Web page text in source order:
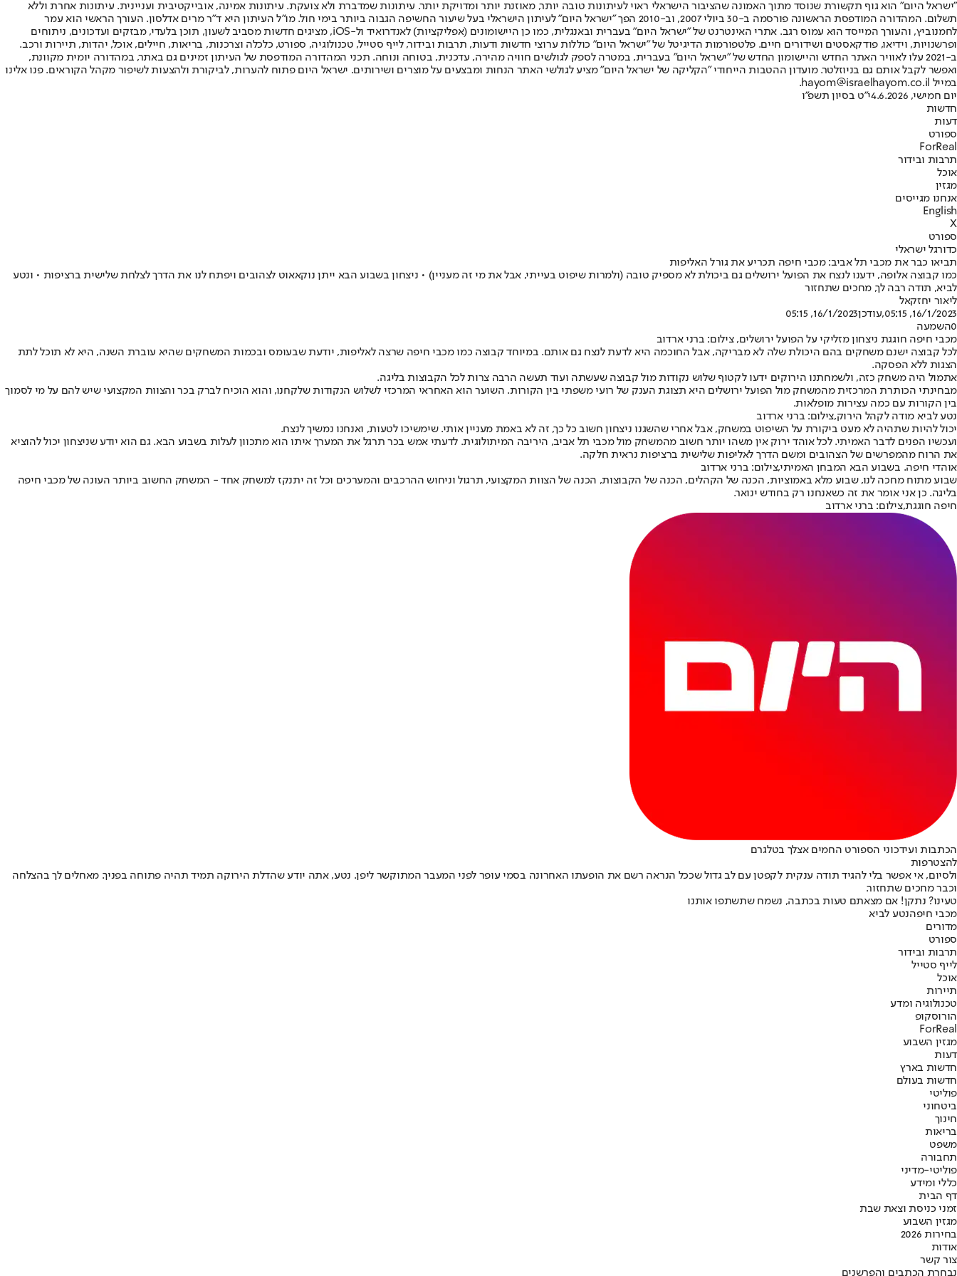
"ישראל היום" הוא גוף תקשורת שנוסד מתוך האמונה שהציבור הישראלי ראוי לעיתונות טובה יותר, מאוזנת יותר ומדויקת יותר. עיתונות שמדברת ולא צועקת. עיתונות אמינה, אובייקטיבית ועניינית. עיתונות אחרת וללא
תשלום. המהדורה המודפסת הראשונה פורסמה ב-30 ביולי 2007, וב-2010 הפך "ישראל היום" לעיתון הישראלי בעל שיעור החשיפה הגבוה ביותר בימי חול. מו"ל העיתון היא ד"ר מרים אדלסון. העורך הראשי הוא עמר
לחמנוביץ, והעורך המייסד הוא עמוס רגב. אתרי האינטרנט של "ישראל היום" בעברית ובאנגלית, כמו כן היישומונים (אפליקציות) לאנדרואיד ול-iOS, מציגים חדשות מסביב לשעון, תוכן בלעדי, מבזקים ועדכונים, ניתוחים
ופרשנויות, וידיאו, פודקאסטים ושידורים חיים. פלטפורמות הדיגיטל של "ישראל היום" כוללות ערוצי חדשות ודעות, תרבות ובידור, לייף סטייל, טכנולוגיה, ספורט, כלכלה וצרכנות, בריאות, חיילים, אוכל, יהדות, תיירות ורכב.
ב-2021 עלו לאוויר האתר החדש והיישומון החדש של "ישראל היום" בעברית, במטרה לספק לגולשים חוויה מהירה, עדכנית, בטוחה ונוחה. תכני המהדורה המודפסת של העיתון זמינים גם באתר, במהדורה יומית מקוונת,
ואפשר לקבל אותם גם בניוזלטר. מועדון ההטבות הייחודי "הקליקה של ישראל היום" מציע לגולשי האתר הנחות ומבצעים על מוצרים ושירותים. ישראל היום פתוח להערות, לביקורת ולהצעות לשיפור מקהל הקוראים. פנו אלינו
במייל hayom@israelhayom.co.il.
יום חמישי, 4.6.2026
י"ט בסיון תשפ"ו
חדשות
דעות
ספורט
ForReal
תרבות ובידור
אוכל
מגזין
אנחנו מגייסים
English
X
ספורט
כדורגל ישראלי
תביאו כבר את מכבי תל אביב: מכבי חיפה תכריע את גורל האליפות
כמו קבוצה אלופה, ידענו לנצח את הפועל ירושלים גם ביכולת לא מספיק טובה (ולמרות שיפוט בעייתי, אבל את מי זה מעניין) • ניצחון בשבוע הבא ייתן נוקאאוט לצהובים ויפתח לנו את הדרך לצלחת שלישית ברציפות • ונטע
לביא, תודה רבה לך, מחכים שתחזור
ליאור יחזקאל
16/1/2023, 05:15
,עודכן16/1/2023, 05:15
0השמעה
מכבי חיפה חוגגת ניצחון מזליקי על הפועל ירושלים, צילום: ברני ארדוב
לכל קבוצה ישנם משחקים בהם היכולת שלה לא מבריקה, אבל החוכמה היא לדעת לנצח גם אותם. במיוחד קבוצה כמו מכבי חיפה שרצה לאליפות, יודעת שבעומס ובכמות המשחקים שהיא עוברת השנה, היא לא תוכל לתת
הצגות ללא הפסקה.
אתמול היה משחק כזה, ולשמחתנו הירוקים ידעו לקטוף שלוש נקודות מול קבוצה שעשתה ועוד תעשה הרבה צרות לכל הקבוצות בליגה.
מבחינתי הכותרת המרכזית מהמשחק מול הפועל ירושלים היא תצוגת הענק של רועי משפתי בין הקורות. השוער הוא האחראי המרכזי לשלוש הנקודות שלקחנו, והוא הוכיח לברק בכר והצוות המקצועי שיש להם על מי לסמוך
בין הקורות עם כמה עצירות מופלאות.
נטע לביא מודה לקהל הירוק,צילום: ברני ארדוב
יכול להיות שתהיה לא מעט ביקורת על השיפוט במשחק, אבל אחרי שהשגנו ניצחון חשוב כל כך, זה לא באמת מעניין אותי. שימשיכו לטעות, ואנחנו נמשיך לנצח.
ועכשיו הפנים לדבר האמיתי. לכל אוהד ירוק אין משהו יותר חשוב מהמשחק מול מכבי תל אביב, היריבה המיתולוגית. לדעתי אמש בכר תרגל את המערך איתו הוא מתכוון לעלות בשבוע הבא. גם הוא יודע שניצחון יכול להוציא
את הרוח מהמפרשים של הצהובים ומשם הדרך לאליפות שלישית ברציפות נראית חלקה.
אוהדי חיפה. בשבוע הבא המבחן האמיתי,צילום: ברני ארדוב
שבוע מתוח מחכה לנו, שבוע מלא באמוציות, הכנה של הקהלים, הכנה של הקבוצות, הכנה של הצוות המקצועי, תרגול וניחוש ההרכבים והמערכים וכל זה יתנקז למשחק אחד - המשחק החשוב ביותר העונה של מכבי חיפה
בליגה. כן אני אומר את זה כשאנחנו רק בחודש ינואר.
חיפה חוגגת,צילום: ברני ארדוב
הכתבות ועידכוני הספורט החמים אצלך בטלגרם
להצטרפות
ולסיום, אי אפשר בלי להגיד תודה ענקית לקפטן עם לב גדול שככל הנראה רשם את הופעתו האחרונה בסמי עופר לפני המעבר המתוקשר ליפן. נטע, אתה יודע שהדלת הירוקה תמיד תהיה פתוחה בפניך. מאחלים לך בהצלחה
וכבר מחכים שתחזור.
טעינו? נתקן! אם מצאתם טעות בכתבה, נשמח שתשתפו אותנו
מכבי חיפהנטע לביא
מדורים
ספורט
תרבות ובידור
לייף סטייל
אוכל
תיירות
טכנולוגיה ומדע
הורוסקופ
ForReal
מגזין השבוע
דעות
חדשות בארץ
חדשות בעולם
פוליטי
ביטחוני
חינוך
בריאות
משפט
תחבורה
פוליטי-מדיני
כללי ומידע
דף הבית
זמני כניסת וצאת שבת
מגזין השבוע
בחירות 2026
אודות
צור קשר
נבחרת הכתבים והפרשנים